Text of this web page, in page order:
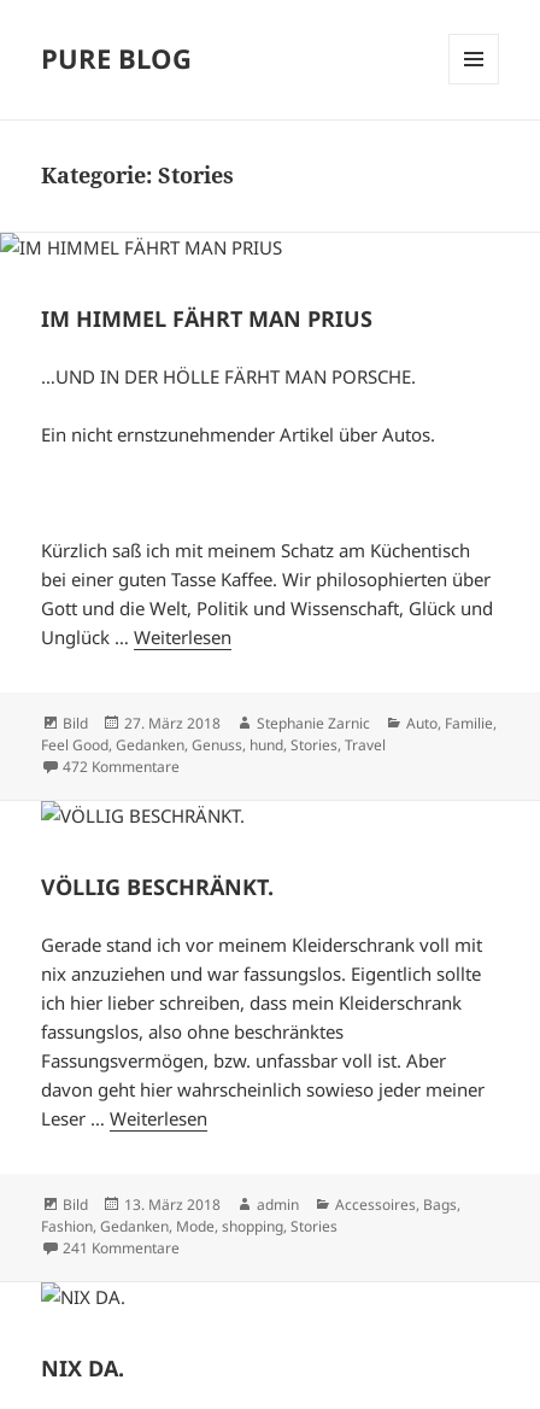
PURE BLOG
Kategorie:Stories
IM HIMMEL FÄHRT MAN PRIUS
…UND IN DER HÖLLE FÄRHT MAN PORSCHE.
Ein nicht ernstzunehmender Artikel über Autos.
Kürzlich saß ich mit meinem Schatz am Küchentisch
bei einer guten Tasse Kaffee. Wir philosophierten über
Gott und die Welt, Politik und Wissenschaft, Glück und
Unglück …Weiterlesen
Format
Bild
Veröffentlicht
am
27. März 2018 Autor
Stephanie Zarnic Kategorien
Auto, Familie,
Feel Good,Gedanken,Genuss, hund,Stories,Travel
472 Kommentare
VÖLLIG BESCHRÄNKT.
Gerade stand ich vor meinem Kleiderschrank voll mit
nix anzuziehen und war fassungslos. Eigentlich sollte
ich hier lieber schreiben, dass mein Kleiderschrank
fassungslos, also ohne beschränktes
Fassungsvermögen, bzw. unfassbar voll ist. Aber
davon geht hier wahrscheinlich sowieso jeder meiner
Leser …Weiterlesen
Format
Bild
Veröffentlicht
am
13. März 2018 Autor
admin Kategorien
Accessoires, Bags,
Fashion,Gedanken, Mode,shopping,Stories
241 Kommentare
NIX DA.